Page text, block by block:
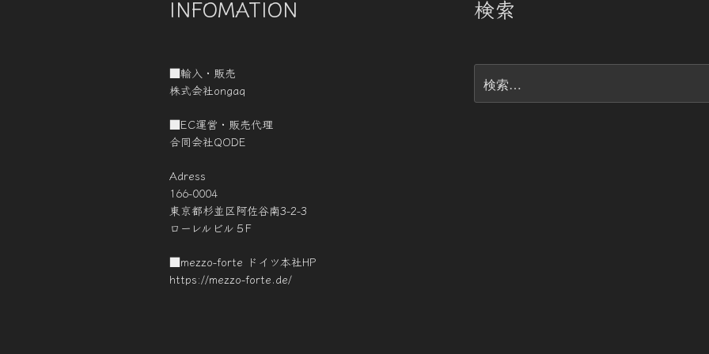
INFOMATION
■輸入・販売
株式会社ongaq
■EC運営・販売代理
合同会社QODE
Adress
166-0004
東京都杉並区阿佐谷南3-2-3
ローレルビル５F
■mezzo-forte ドイツ本社HP
https://mezzo-forte.de/
検索
索: